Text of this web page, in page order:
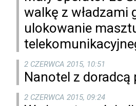
walkę z władzami
ulokowanie
2 CZERWCA 2015, 10:51
Nanotel z doradcą
2 CZERWCA 2015, 09:24